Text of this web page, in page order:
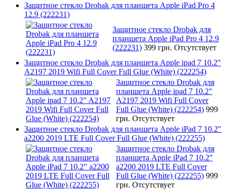
Защитное стекло Drobak для планшета Apple iPad Pro 4
12.9 (222231)
Защитное стекло Drobak для
планшета Apple iPad Pro 4 12.9
(222231) 399 грн. Отсутствует
Защитное стекло Drobak для планшета Apple ipad 7 10.2"
A2197 2019 Wifi Full Cover Full Glue (White) (222254)
Защитное стекло Drobak для
планшета Apple ipad 7 10.2"
A2197 2019 Wifi Full Cover
Full Glue (White) (222254) 999
грн. Отсутствует
Защитное стекло Drobak для планшета Apple iPad 7 10.2"
a2200 2019 LTE Full Cover Full Glue (White) (222255)
Защитное стекло Drobak для
планшета Apple iPad 7 10.2"
a2200 2019 LTE Full Cover
Full Glue (White) (222255) 999
грн. Отсутствует